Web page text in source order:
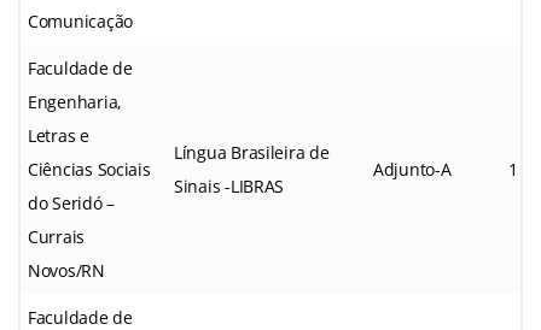
Comunicação
Faculdade de
Engenharia,
Letras e
Ciências Sociais
do Seridó –
Currais
Novos/RN
Língua Brasileira de
Sinais -LIBRAS
Adjunto-A 1
Faculdade de